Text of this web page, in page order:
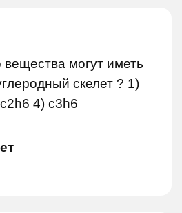
вещества могут иметь
скелет ? 1)
4) c3h6